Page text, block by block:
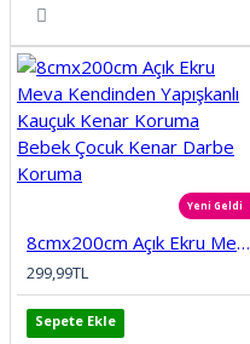
Yeni Geldi
8cmx200cm Açık Ekru Meva Kendinden Yapışkanlı Kauçuk Kenar Koruma Bebek Çocuk Kenar Darbe Koruma
299,99TL
Sepete Ekle